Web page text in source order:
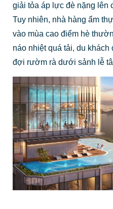
giải tỏa áp lực đè nặng lên
Tuy nhiên, nhà hàng ẩm
vào mùa cao điểm hè
náo nhiệt quá tải, du
đợi rườm rà dưới sảnh lễ